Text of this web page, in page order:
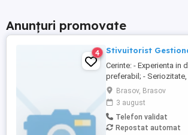
Anunțuri promovate
4 Stivuitorist
Cerinte: - Experienta in
preferabil; -
și implicare; -
Posesor autorizatie
avantaj. Activitate: -
procedurilor
depozit; - Manipularea
Brasov, Brasov
3 august
Telefon validat
Repostat automat